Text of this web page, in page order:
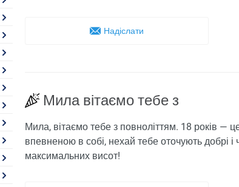
Надіслати
Мила вітаємо тебе з
Мила, вітаємо тебе з повноліттям. 18 років —
впевненою в собі, нехай тебе оточують добрі
максимальних висот!